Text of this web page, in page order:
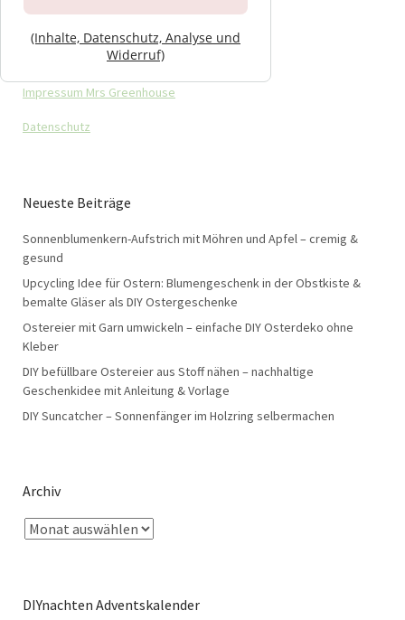
(Inhalte, Datenschutz, Analyse und
Widerruf)
Impressum Mrs Greenhouse
Datenschutz
Neueste Beiträge
Sonnenblumenkern-Aufstrich mit Möhren und Apfel – cremig &
gesund
Upcycling Idee für Ostern: Blumengeschenk in der Obstkiste &
bemalte Gläser als DIY Ostergeschenke
Ostereier mit Garn umwickeln – einfache DIY Osterdeko ohne
Kleber
DIY befüllbare Ostereier aus Stoff nähen – nachhaltige
Geschenkidee mit Anleitung & Vorlage
DIY Suncatcher – Sonnenfänger im Holzring selbermachen
Archiv
DIYnachten Adventskalender